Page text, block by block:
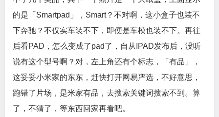
的是「Smartpad」，Smart？不对啊，这小盒子也装不
下奔驰？不仅实车装不下，即便是车模也装不下。再往
后看PAD，怎么变成了pad了，自从IPAD发布后，没听
说有这个型号啊？对，左上角还有个标志，「有品」，
这妥妥小米家的东东，赶快打开网易严选，不好意思，
跑错了片场，是米家有品，去搜索关键词搜索不到。算
了，不猜了，等东西回家再看吧。